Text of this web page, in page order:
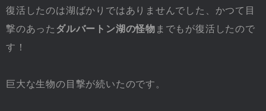
復活したのは湖ばかりではありませんでした、かつて目
撃のあった ダルバートン湖の怪物 までもが復活したので
す！
巨大な生物の目撃が続いたのです。